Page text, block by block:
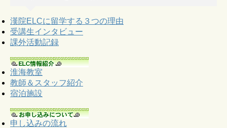
漢院ELCに留学する３つの理由
受講生インタビュー
課外活動記録
淮海教室
教師＆スタッフ紹介
宿泊施設
申し込みの流れ